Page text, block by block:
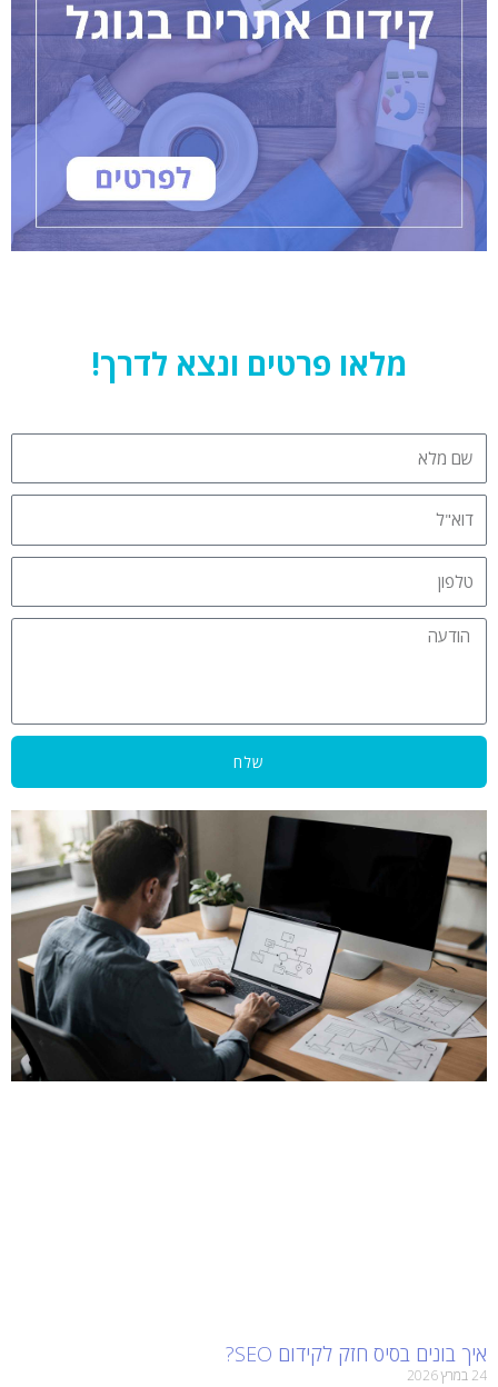
מלאו פרטים ונצא לדרך!
מלא
הודעה
שלח
איך בונים בסיס חזק לקידום SEO?
24 במרץ 2026